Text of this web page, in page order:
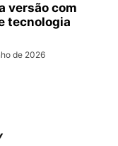
versão com
tecnologia
de 2026